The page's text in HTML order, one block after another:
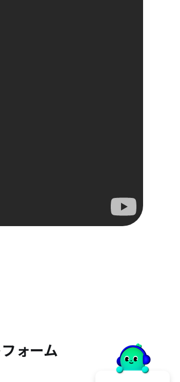
ォーム